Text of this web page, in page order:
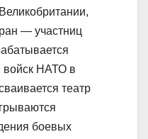
— участниц
войск НАТО в
театр
боевых